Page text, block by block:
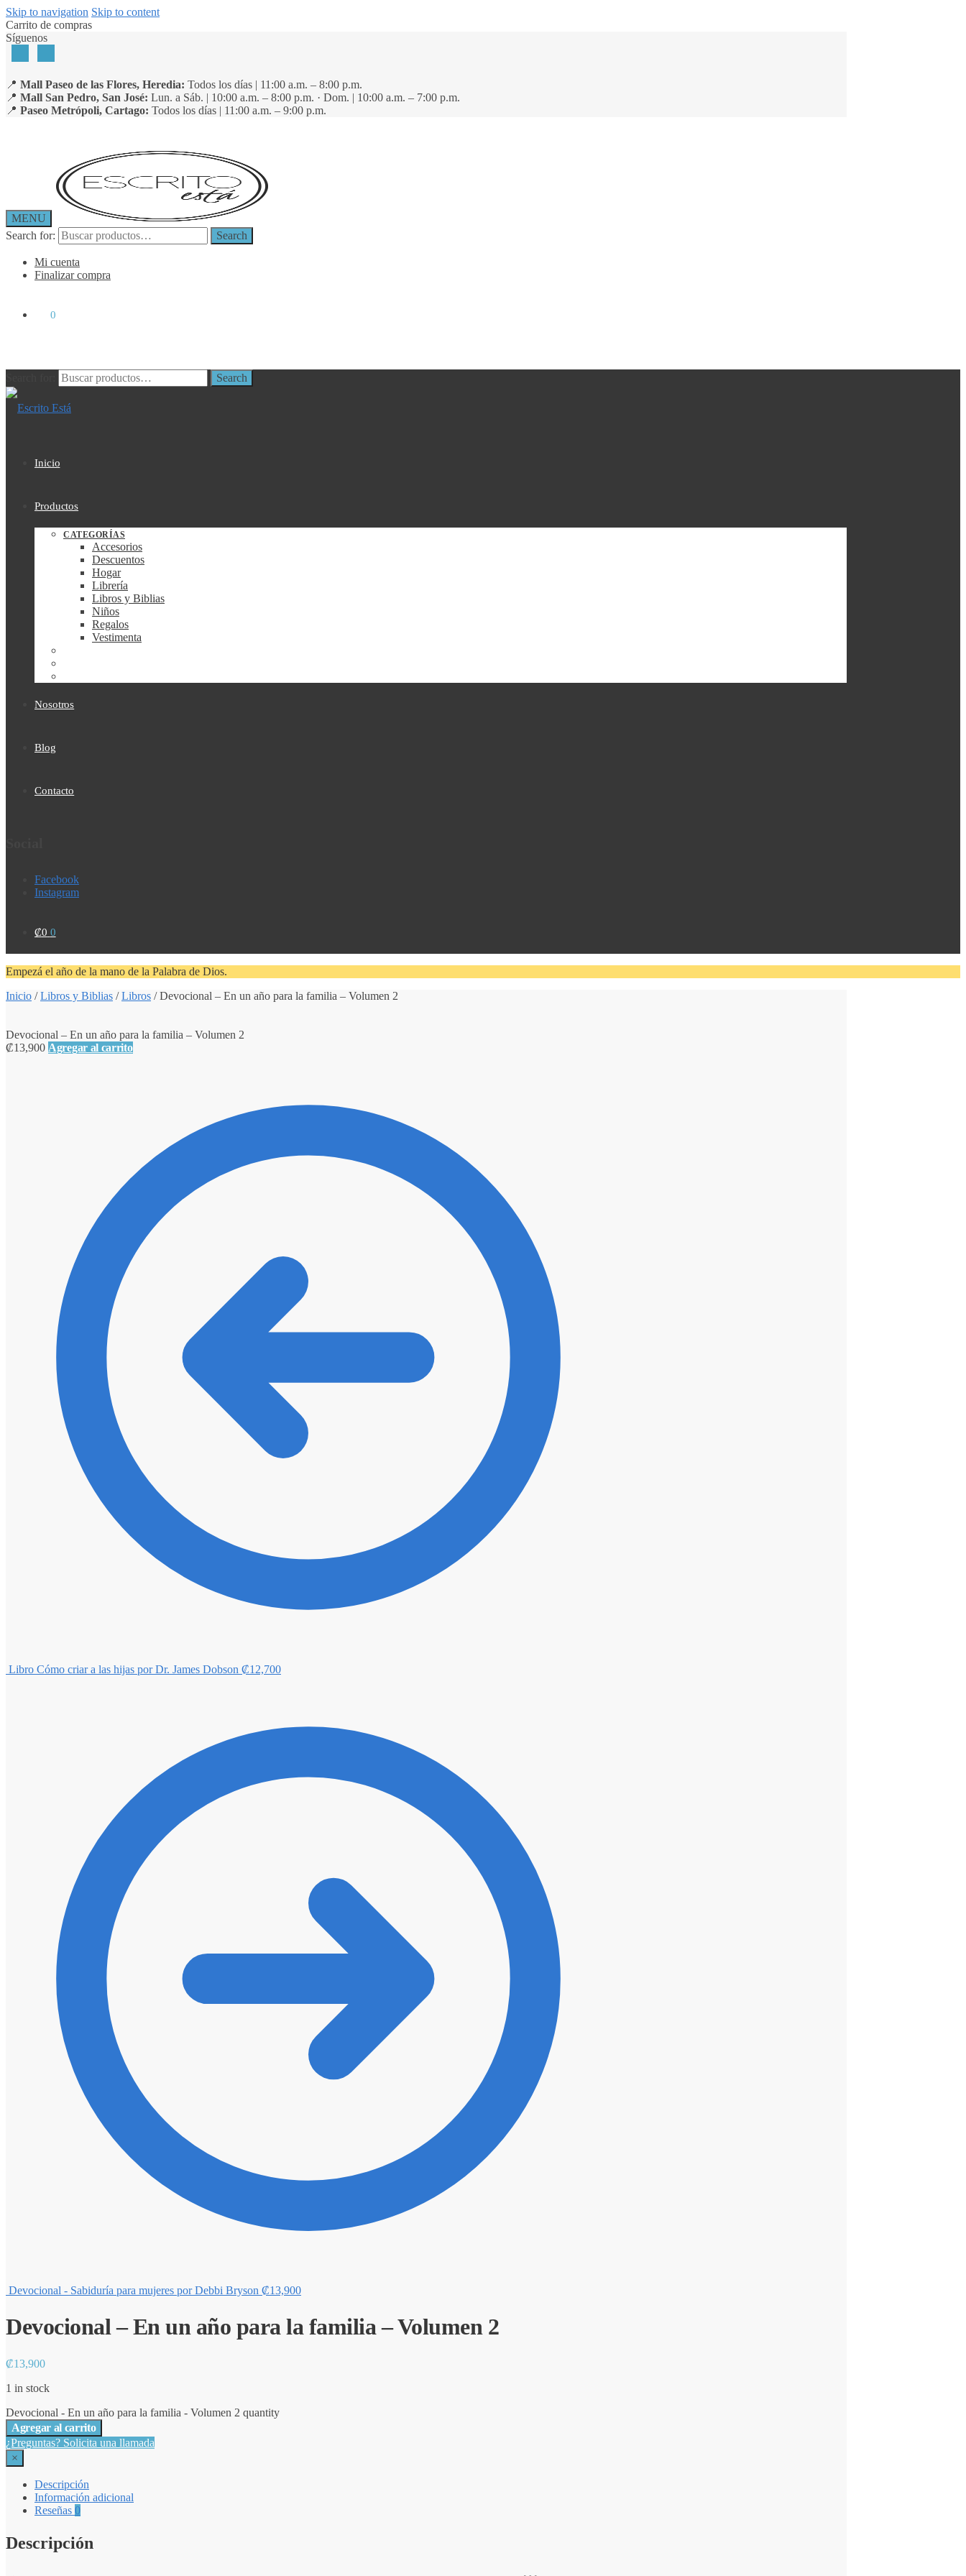
Skip to navigation Skip to content
Carrito de compras
Síguenos
📍 Mall Paseo de las Flores, Heredia: Todos los días | 11:00 a.m. – 8:00 p.m.
📍 Mall San Pedro, San José: Lun. a Sáb. | 10:00 a.m. – 8:00 p.m. · Dom. | 10:00 a.m. – 7:00 p.m.
📍 Paseo Metrópoli, Cartago: Todos los días | 11:00 a.m. – 9:00 p.m.
MENU
Search for:
Search
Mi cuenta
Finalizar compra
0
Search
Inicio
Productos
CATEGORÍAS
Accesorios
Descuentos
Hogar
Librería
Libros y Biblias
Niños
Regalos
Vestimenta
Nosotros
Blog
Contacto
Facebook
Instagram
₡0 0
Empezá el año de la mano de la Palabra de Dios.
Inicio /Libros y Biblias /Libros /Devocional – En un año para la familia – Volumen 2
Devocional – En un año para la familia – Volumen 2
₡13,900 Agregar al carrito
Libro Cómo criar a las hijas por Dr. James Dobson ₡12,700
Devocional - Sabiduría para mujeres por Debbi Bryson ₡13,900
Devocional – En un año para la familia – Volumen 2
₡13,900
1 in stock
Devocional - En un año para la familia - Volumen 2 quantity
Agregar al carrito
¿Preguntas? Solicita una llamada
×
Descripción
Información adicional
Reseñas 0
Descripción